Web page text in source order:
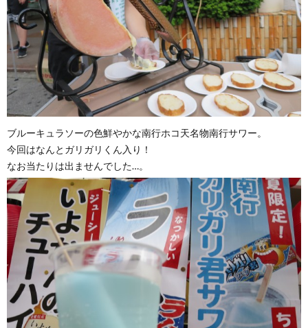
ブルーキュラソーの色鮮やかな南行ホコ天名物南行サワー。
今回はなんとガリガリくん入り！
なお当たりは出ませんでした…。